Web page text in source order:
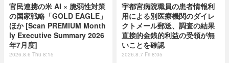
官民連携の米 AI × 脆弱性対策
の国家戦略「GOLD EAGLE」
ほか [Scan PREMIUM Month
ly Executive Summary 2026
年7月度]
2026.8.6 Thu 8:15
宇都宮病院職員の患者情報利
用による別医療機関のダイレ
クトメール郵送、調査の結果
直接的金銭的利益の受領が無
いことを確認
2026.8.7 Fri 8:05